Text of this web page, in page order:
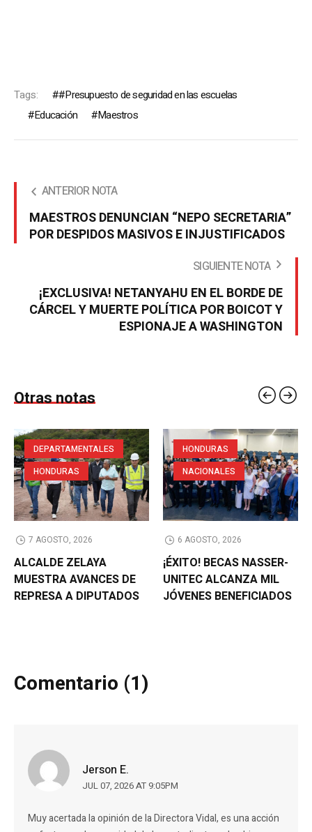
Tags:
#Presupuesto de seguridad en las escuelas
Educación
Maestros
ANTERIOR NOTA
MAESTROS DENUNCIAN “NEPO SECRETARIA”
POR DESPIDOS MASIVOS E INJUSTIFICADOS
SIGUIENTE NOTA
¡EXCLUSIVA! NETANYAHU EN EL BORDE DE
CÁRCEL Y MUERTE POLÍTICA POR BOICOT Y
ESPIONAJE A WASHINGTON
Otras notas
DEPARTAMENTALES
HONDURAS
7 AGOSTO, 2026
ALCALDE ZELAYA
MUESTRA AVANCES DE
REPRESA A DIPUTADOS
HONDURAS
NACIONALES
6 AGOSTO, 2026
¡ÉXITO! BECAS NASSER-
UNITEC ALCANZA MIL
JÓVENES BENEFICIADOS
Comentario (1)
Jerson E.
JUL 07, 2026 AT 9:05PM
Muy acertada la opinión de la Directora Vidal, es una acción